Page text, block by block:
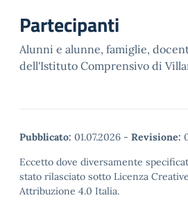
Partecipanti
Alunni e alunne, famiglie,
dell'Istituto Comprensivo di
Pubblicato: 01.07.2026 - Revisione:
Eccetto dove diversamente
stato rilasciato sotto Licenza
Attribuzione 4.0 Italia.